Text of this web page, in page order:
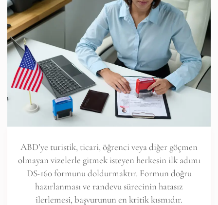
ABD’ye turistik, ticari, öğrenci veya diğer göçmen
olmayan vizelerle gitmek isteyen herkesin ilk adımı
DS-160 formunu doldurmaktır. Formun doğru
hazırlanması ve randevu sürecinin hatasız
ilerlemesi, başvurunun en kritik kısmıdır.